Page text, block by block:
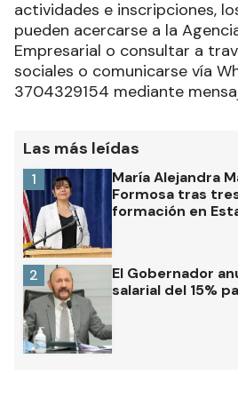
actividades e inscripciones,
pueden acercarse a la
Empresarial o consultar a
sociales o comunicarse vía
3704329154 mediante
Las más leídas
María Alejandra
Formosa tras
formación en
1
El Gobernador
salarial del 15%
2